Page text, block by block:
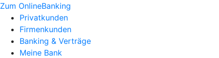
Zum OnlineBanking
Privatkunden
Firmenkunden
Banking & Verträge
Meine Bank